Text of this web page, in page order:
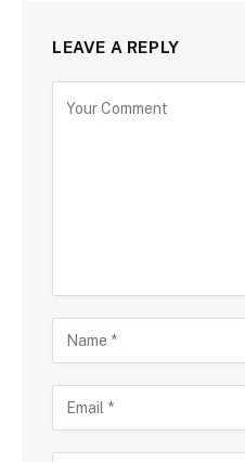
LEAVE A REPLY